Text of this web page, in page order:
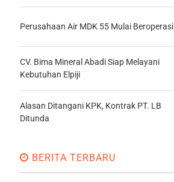
Perusahaan Air MDK 55 Mulai Beroperasi
CV. Bima Mineral Abadi Siap Melayani
Kebutuhan Elpiji
Alasan Ditangani KPK, Kontrak PT. LB
Ditunda
BERITA TERBARU